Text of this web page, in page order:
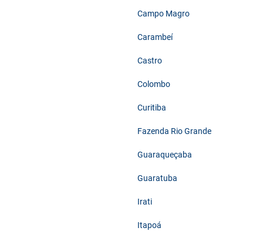
Campo Magro
Carambeí
Castro
Colombo
Curitiba
Fazenda Rio Grande
Guaraqueçaba
Guaratuba
Irati
Itapoá